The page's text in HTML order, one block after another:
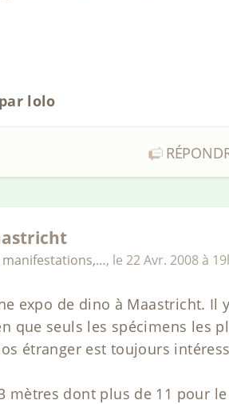
lolo
manifestations,…, le 22 Avr. 2008à
expo de dino à Maastricht.
que seuls les spécimens les
étranger est toujours
mètres dont plus de 11 pour